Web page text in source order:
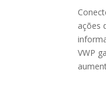
ações
VWP